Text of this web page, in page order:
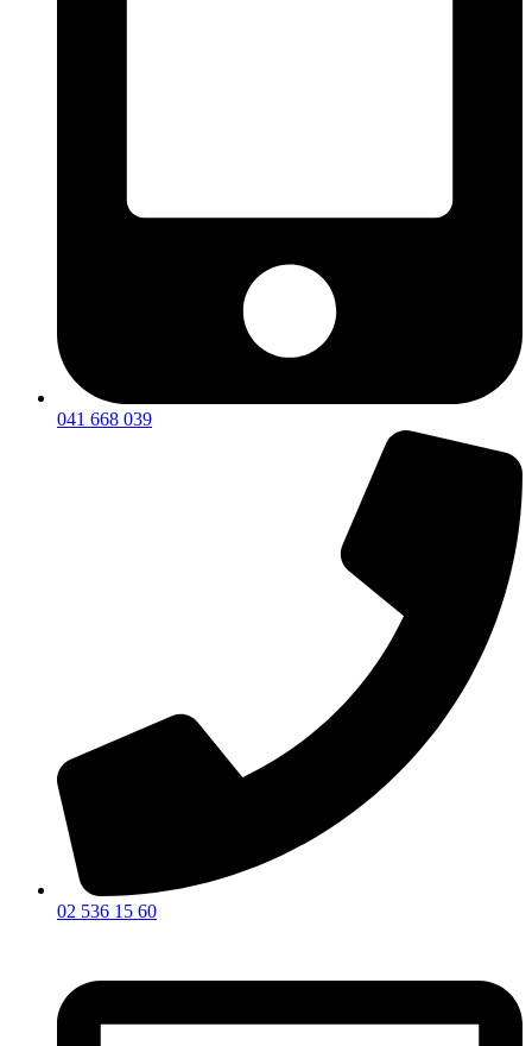
041 668 039
02 536 15 60